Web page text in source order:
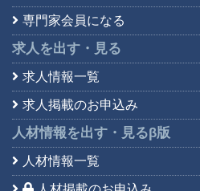
専門家会員になる
求人を出す・見る
求人情報一覧
求人掲載のお申込み
人材情報を出す・見るβ版
人材情報一覧